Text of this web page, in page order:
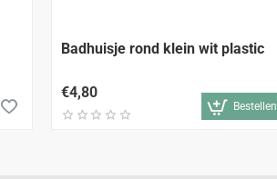
Badhuisje rond klein wit plastic
€4,80
Bestellen